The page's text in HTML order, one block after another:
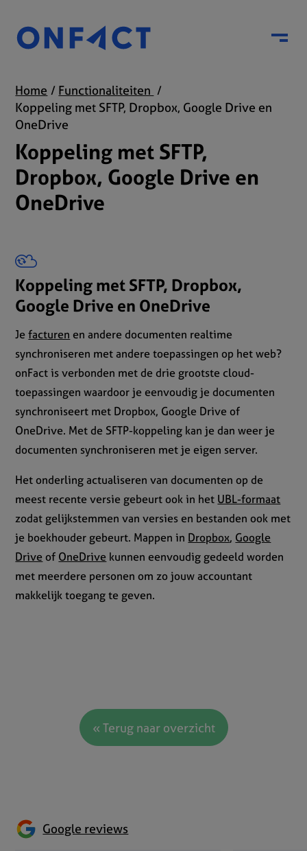
Menu
Home
Functionaliteiten
Koppeling met SFTP, Dropbox, Google Drive en
OneDrive
Koppeling met SFTP,
Dropbox, Google Drive en
OneDrive
Koppeling met SFTP, Dropbox,
Google Drive en OneDrive
Jefacturen en andere documenten realtime
synchroniseren met andere toepassingen op het web?
onFact is verbonden met de drie grootste cloud-
toepassingen waardoor je eenvoudig je documenten
synchroniseert met Dropbox, Google Drive of
OneDrive. Met de SFTP-koppeling kan je dan weer je
documenten synchroniseren met je eigen server.
Het onderling actualiseren van documenten op de
meest recente versie gebeurt ook in het UBL-formaat
zodat gelijkstemmen van versies en bestanden ook met
je boekhouder gebeurt. Mappen in Dropbox, Google
Drive of OneDrive kunnen eenvoudig gedeeld worden
met meerdere personen om zo jouw accountant
makkelijk toegang te geven.
« Terug naar overzicht
Google reviews